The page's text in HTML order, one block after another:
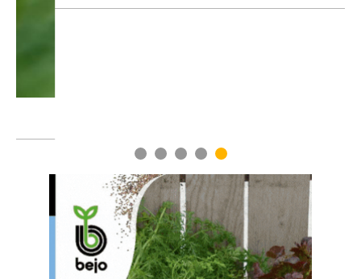
1 2 3 4 5